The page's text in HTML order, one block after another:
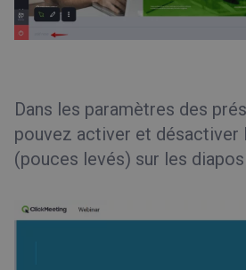
Dans les paramètres des
pouvez activer et désactiver
(pouces levés) sur les